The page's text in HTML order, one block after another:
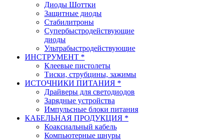
Диоды Шоттки
Защитные диоды
Стабилитроны
Супербыстродействующие
диоды
Ультрабыстродействующие
ИНСТРУМЕНТ *
Клеевые пистолеты
Тиски, струбцины, зажимы
ИСТОЧНИКИ ПИТАНИЯ *
Драйверы для светодиодов
Зарядные устройства
Импульсные блоки питания
КАБЕЛЬНАЯ ПРОДУКЦИЯ *
Коаксиальный кабель
Компьютерные шнуры